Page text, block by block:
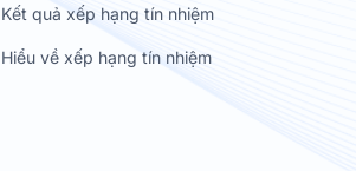
Kết quả xếp hạng tín nhiệm
Hiểu về xếp hạng tín nhiệm